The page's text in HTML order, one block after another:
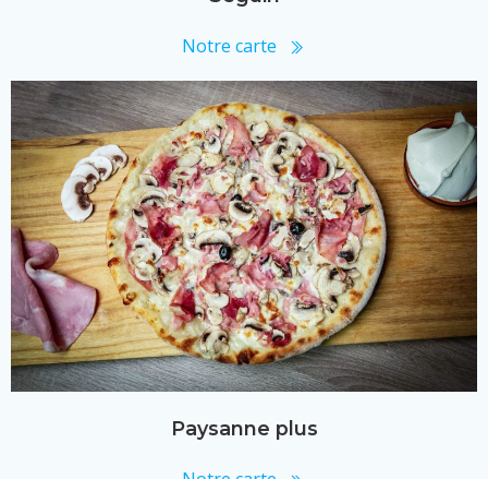
Notre carte
Paysanne plus